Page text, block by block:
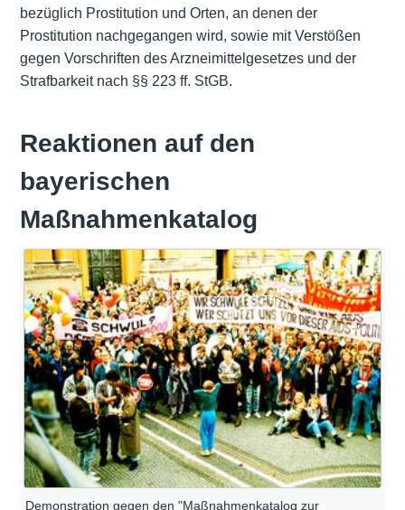
bezüglich Prostitution und Orten, an denen der
Prostitution nachgegangen wird, sowie mit Verstößen
gegen Vorschriften des Arzneimittelgesetzes und der
Strafbarkeit nach §§ 223 ff. StGB.
Reaktionen auf den
bayerischen
Maßnahmenkatalog
Demonstration gegen den "Maßnahmenkatalog zur